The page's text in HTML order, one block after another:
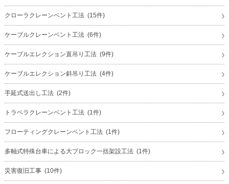
クローラクレーンベント工法 (15件)
ケーブルクレーンベント工法 (6件)
ケーブルエレクション直吊り工法 (9件)
ケーブルエレクション斜吊り工法 (4件)
手延式送出し工法 (2件)
トラベラクレーンベント工法 (1件)
フローティングクレーンベント工法 (1件)
多軸式特殊台車による大ブロック一括架設工法 (1件)
災害復旧工事 (10件)